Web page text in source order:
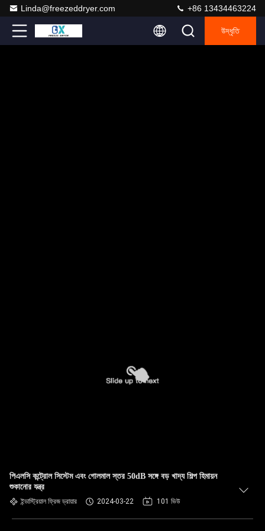
Linda@freezeddryer.com +86 13434463224
উদ্ধৃতি
পিএলসি কন্ট্রোল সিস্টেম এবং গোলমাল স্তর 50dB সঙ্গে বড় খাদ্য শিল্প হিমায়ন
শুকানোর যন্ত্র
ইন্ডাস্ট্রিয়াল ফ্রিজ ড্রায়ার 2024-03-22 101 ভিউ